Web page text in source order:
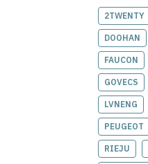
2TWENTY
DOOHAN
FAUCON
GOVECS
LVNENG
PEUGEOT
RIEJU